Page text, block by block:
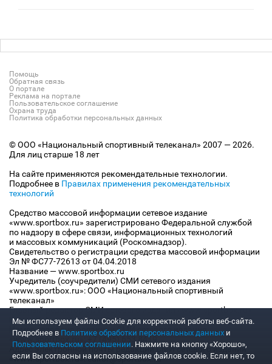
Помощь
Обратная связь
О портале
Реклама на портале
Пользовательское соглашение
Охрана труда
Политика обработки персональных данных
© ООО «Национальный спортивный телеканал» 2007 — 2026.
Для лиц старше 18 лет
На сайте применяются рекомендательные технологии.
Подробнее в Правилах применения рекомендательных
технологий
Средство массовой информации сетевое издание
«www.sportbox.ru» зарегистрировано Федеральной службой
по надзору в сфере связи, информационных технологий
и массовых коммуникаций (Роскомнадзор).
Свидетельство о регистрации средства массовой информации
Эл № ФС77-72613 от 04.04.2018
Название — www.sportbox.ru
Учредитель (соучредители) СМИ сетевого издания
«www.sportbox.ru»: ООО «Национальный спортивный
телеканал»
Главный редактор СМИ сетевого издания «www.sportbox.ru»:
Конов В.А.
Номер телефона редакции СМИ сетевого издания
«www.sportbox.ru»: +7 (495) 653 8419
Адрес электронной почты редакции СМИ сетевого издания
«www.sportbox.ru»: editor@sportbox.ru
Мы используем файлы Сookie для корректной работы веб-сайта.
Подробнее в Политике обработки персональных данных и
Пользовательском соглашении. Нажмите на кнопку «Хорошо»,
если Вы согласны на использование файлов cookie. Если нет, то